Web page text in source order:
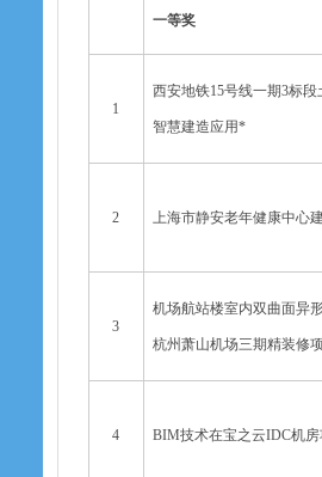
一等奖
1
西安地铁15号线一期3标
智慧建造应用*
2 上海市静安老年健康中心
3
机场航站楼室内双曲面
杭州萧山机场三期精装修
4 BIM技术在宝之云IDC机